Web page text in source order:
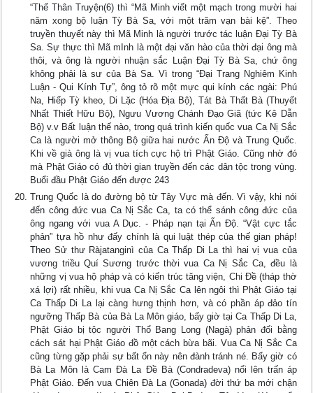
“Thế Thân Truyện(6) thì “Mã Minh viết một mạch trong mười hai
năm xong bộ luận Tỳ Bà Sa, với một trăm vạn bài kệ”. Theo
truyền thuyết này thì Mã Minh là người trước tác luận Ðại Tỳ Bà
Sa. Sự thực thì Mã mInh là một đại văn hào của thời đại ông mà
thôi, và ông là người nhuận sắc Luận Ðại Tỳ Bà Sa, chứ ông
không phải là sư của Bà Sa. Vì trong “Ðại Trang Nghiêm Kinh
Luận - Qui Kính Tự”, ông tỏ rõ một mực qui kính các ngài: Phú
Na, Hiếp Tỳ kheo, Di Lặc (Hóa Ðịa Bộ), Tát Bà Thất Bà (Thuyết
Nhất Thiết Hữu Bộ), Ngưu Vương Chánh Ðạo Giã (tức Kê Dẫn
Bộ) v.v Bất luận thế nào, trong quá trình kiến quốc vua Ca Nị Sắc
Ca là người mở thông Bộ giữa hai nước Ấn Ðộ và Trung Quốc.
Khi về già ông là vị vua tích cực hộ trì Phật Giáo. Cũng nhờ đó
mà Phật Giáo có đủ thời gian truyền đến các dân tộc trong vùng.
Buổi đầu Phật Giáo đến được 243
Trung Quốc là do đường bộ từ Tây Vực mà đến. Vì vậy, khi nói
đến công đức vua Ca Nị Sắc Ca, ta có thể sánh công đức của
ông ngang với vua A Dục. - Pháp nạn tại Ấn Ðộ. “Vật cực tắc
phản” tựa hồ như đấy chính là qui luật thép của thế gian pháp!
Theo Sử thư Ràjatanginì của Ca Thấp Di La thì hai vị vua của
vương triều Quí Sương trước thời vua Ca Nị Sắc Ca, đều là
những vị vua hộ pháp và có kiến trúc tăng viện, Chi Ðề (tháp thờ
xá lợi) rất nhiều, khi vua Ca Nị Sắc Ca lên ngôi thì Phật Giáo tại
Ca Thấp Di La lại càng hưng thịnh hơn, và có phần áp đảo tín
ngưỡng Thấp Bà của Bà La Môn giáo, bấy giờ tại Ca Thấp Di La,
Phật Giáo bị tộc người Thổ Bang Long (Nagà) phản đối bằng
cách sát hại Phật Giáo đồ một cách bừa bãi. Vua Ca Nị Sắc Ca
cũng từng gặp phải sự bất ổn này nên đành tránh né. Bấy giờ có
Bà La Môn là Cam Ðà La Ðề Bà (Condradeva) nổi lên trấn áp
Phật Giáo. Ðến vua Chiên Ðà La (Gonada) đời thứ ba mới chận